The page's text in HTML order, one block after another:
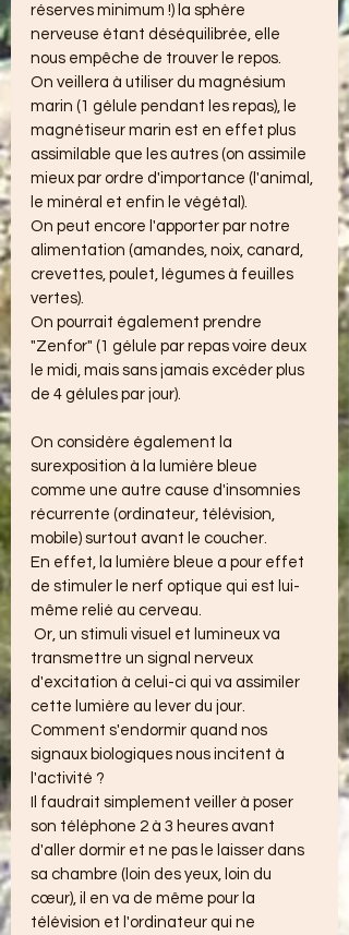
réserves minimum !) la sphère
nerveuse étant déséquilibrée, elle
nous empêche de trouver le repos.
On veillera à utiliser du magnésium
marin (1 gélule pendant les repas), le
magnétiseur marin est en effet plus
assimilable que les autres (on assimile
mieux par ordre d'importance (l'animal,
le minéral et enfin le végétal).
On peut encore l'apporter par notre
alimentation (amandes, noix, canard,
crevettes, poulet, légumes à feuilles
vertes).
On pourrait également prendre
"Zenfor" (1 gélule par repas voire deux
le midi, mais sans jamais excéder plus
de 4 gélules par jour).
On considère également la
surexposition à la lumière bleue
comme une autre cause d'insomnies
récurrente (ordinateur, télévision,
mobile) surtout avant le coucher.
En effet, la lumière bleue a pour effet
de stimuler le nerf optique qui est lui-
même relié au cerveau.
transmettre un signal nerveux
d'excitation à celui-ci qui va assimiler
cette lumière au lever du jour.
Comment s'endormir quand nos
signaux biologiques nous incitent à
l'activité ?
Il faudrait simplement veiller à poser
son téléphone 2 à 3 heures avant
d'aller dormir et ne pas le laisser dans
sa chambre (loin des yeux, loin du
cœur), il en va de même pour la
télévision et l'ordinateur qui ne